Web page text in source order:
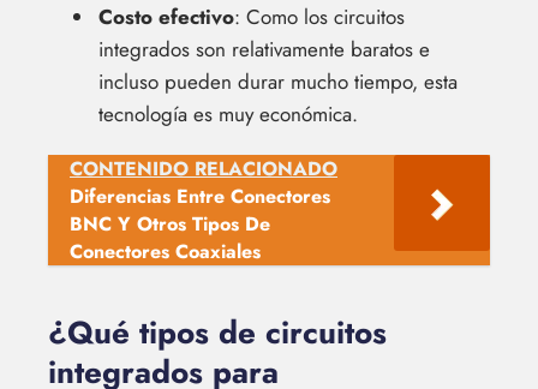
Costo efectivo: Como los circuitos
integrados son relativamente baratos e
incluso pueden durar mucho tiempo, esta
tecnología es muy económica.
CONTENIDO RELACIONADO
Diferencias Entre Conectores
BNC Y Otros Tipos De
Conectores Coaxiales
¿Qué tipos de circuitos
integrados para